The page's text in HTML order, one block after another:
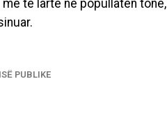
të lartë në popullatën tonë,
PUBLIKE